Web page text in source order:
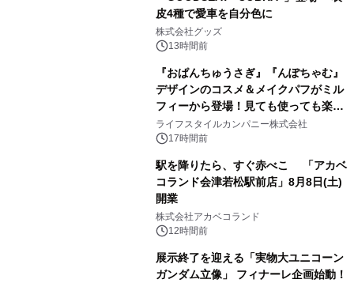
皮4種で愛車を自分色に
株式会社グッズ
13時間前
『おぱんちゅうさぎ』『んぽちゃむ』
デザインのコスメ＆メイクパフがミル
フィーから登場！見ても使っても楽し
い、ポップでキュートなコレクショ
ン。
ライフスタイルカンパニー株式会社
17時間前
駅を降りたら、すぐ赤べこ 「アカベ
コランド会津若松駅前店」8月8日(土)
開業
株式会社アカベコランド
12時間前
展示終了を迎える「実物大ユニコーン
ガンダム立像」 フィナーレ企画始動！